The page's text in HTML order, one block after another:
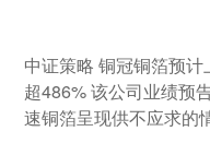
中证策略 铜冠铜箔预
超486% 该公司业绩预
速铜箔呈现供不应求的